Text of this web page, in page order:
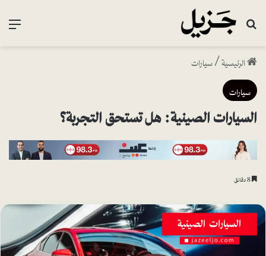
بحث عن
الرئيسية/سيارات
سيارات
السيارات الصينية: هل تستحق التجربة؟